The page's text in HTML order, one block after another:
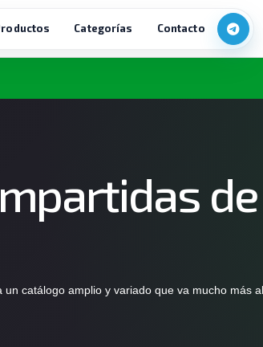
Categorías Contacto
de
un catálogo amplio y variado que va mucho más